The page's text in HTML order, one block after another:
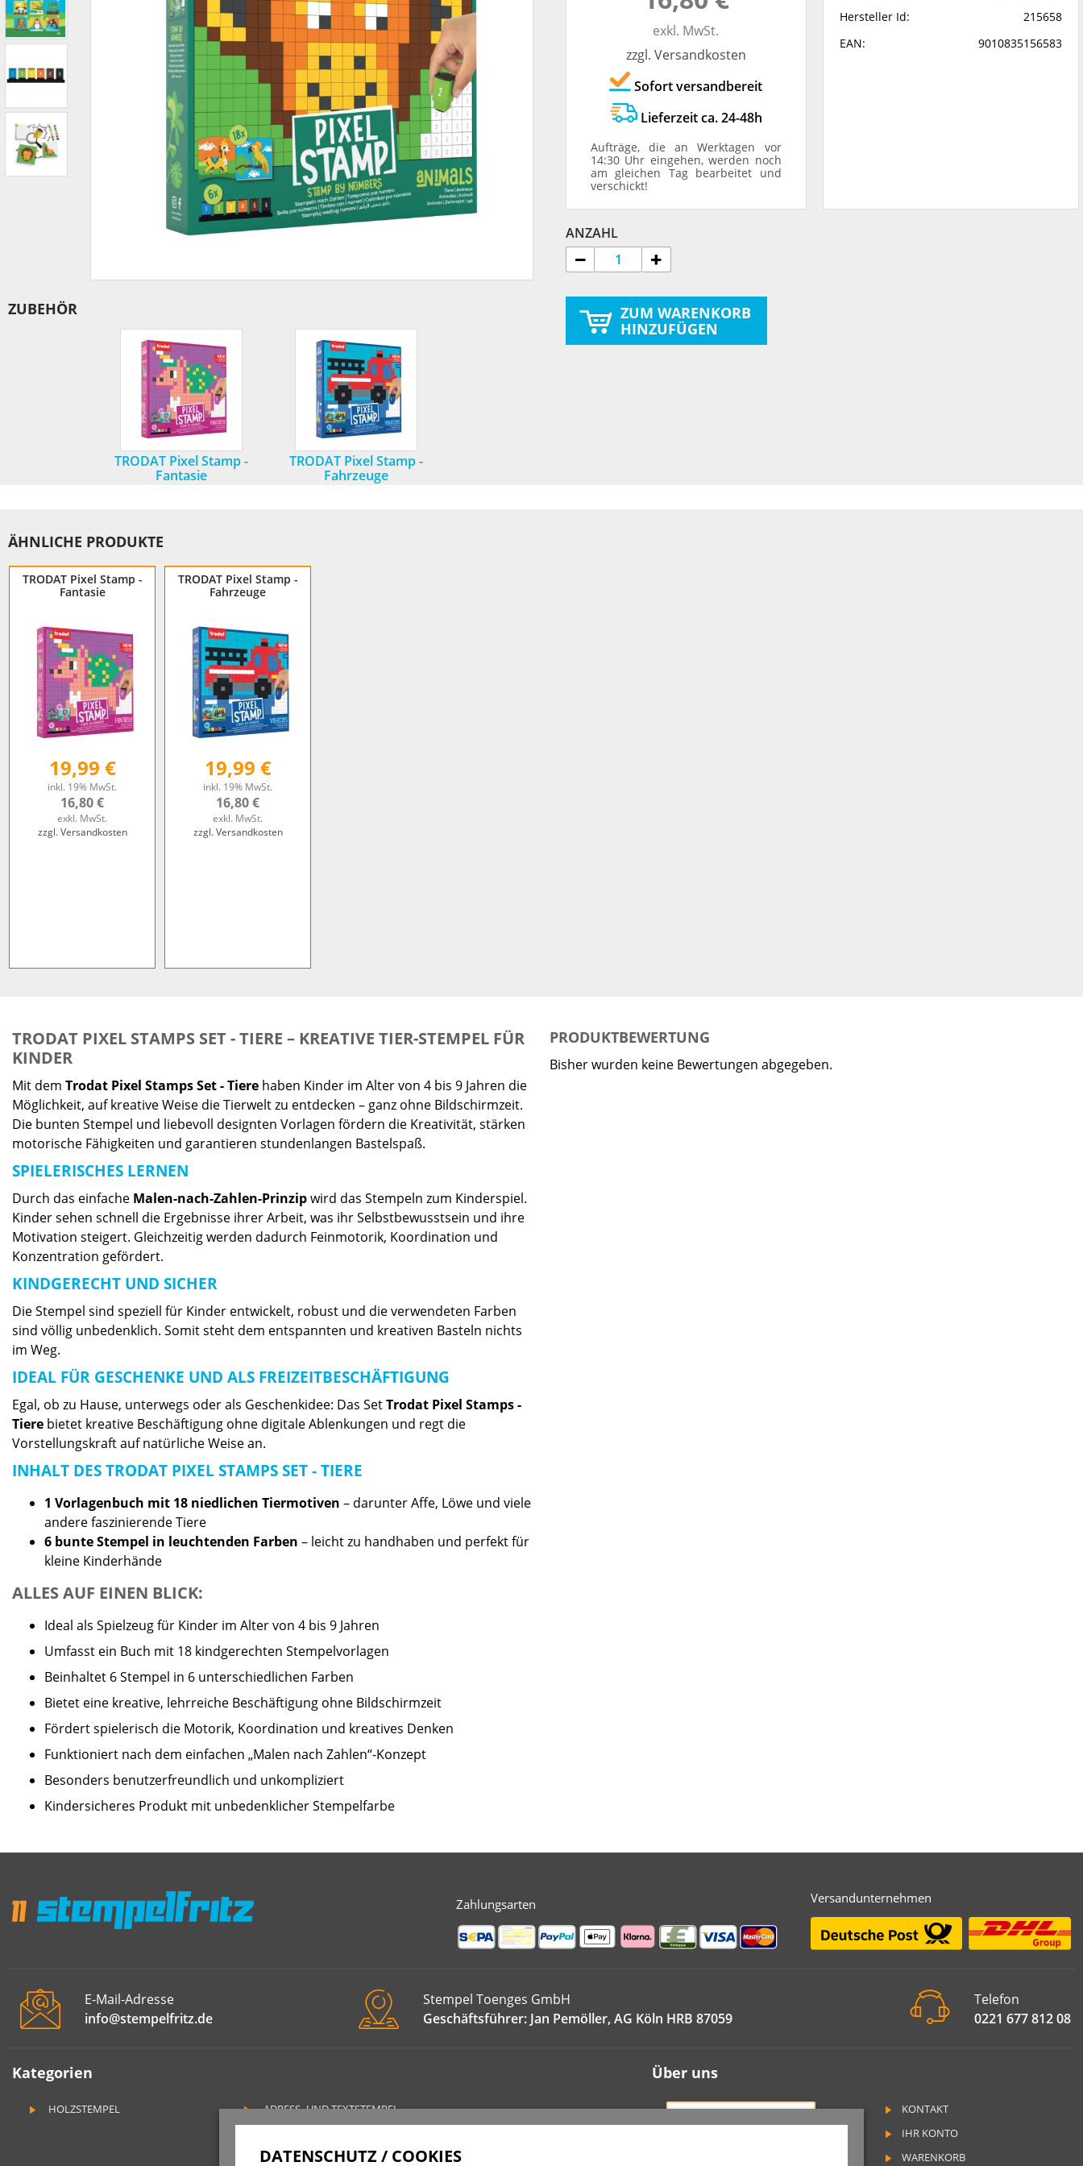
DATENSCHUTZ / COOKIES
IBAN-BIC-STEMPEL
PRINTY Z. SELBER SETZEN
EASYPRINT LINE
PERSONALISIERTE ADRESSSTEMPEL
STEMPELFRITZ IMPRINT LINE SKYBLUE
TRODAT® VINTAGE
TRODAT® CREATIVE MINI STEMPEL
TRODAT® PIXEL STAMP
TRODAT® ID PROTECTOR
ZUBEHÖR
TRODAT Pixel Stamp -
Fantasie
TRODAT Pixel Stamp -
Fahrzeuge
exkl. MwSt.
zzgl. Versandkosten
Sofort versandbereit
Lieferzeit ca. 24-48h
Aufträge, die an Werktagen vor
14:30 Uhr eingehen, werden noch
am gleichen Tag bearbeitet und
verschickt!
Hersteller Id:
215658
EAN:
9010835156583
ANZAHL
ZUM WARENKORB
HINZUFÜGEN
ÄHNLICHE PRODUKTE
TRODAT Pixel Stamp -
Fantasie
19,99 €
inkl. 19% MwSt.
16,80 €
exkl. MwSt.
zzgl. Versandkosten
TRODAT Pixel Stamp -
Fahrzeuge
19,99 €
inkl. 19% MwSt.
16,80 €
exkl. MwSt.
zzgl. Versandkosten
TRODAT PIXEL STAMPS SET - TIERE – KREATIVE TIER-STEMPEL FÜR
KINDER
Mit dem Trodat Pixel Stamps Set - Tiere haben Kinder im Alter von 4 bis 9 Jahren die
Möglichkeit, auf kreative Weise die Tierwelt zu entdecken – ganz ohne Bildschirmzeit.
Die bunten Stempel und liebevoll designten Vorlagen fördern die Kreativität, stärken
motorische Fähigkeiten und garantieren stundenlangen Bastelspaß.
SPIELERISCHES LERNEN
Durch das einfache Malen-nach-Zahlen-Prinzipwird das Stempeln zum Kinderspiel.
Kinder sehen schnell die Ergebnisse ihrer Arbeit, was ihr Selbstbewusstsein und ihre
Motivation steigert. Gleichzeitig werden dadurch Feinmotorik, Koordination und
Konzentration gefördert.
KINDGERECHT UND SICHER
Die Stempel sind speziell für Kinder entwickelt, robust und die verwendeten Farben
sind völlig unbedenklich. Somit steht dem entspannten und kreativen Basteln nichts
im Weg.
IDEAL FÜR GESCHENKE UND ALS FREIZEITBESCHÄFTIGUNG
Egal, ob zu Hause, unterwegs oder als Geschenkidee: Das SetTrodat Pixel Stamps -
Tiere bietet kreative Beschäftigung ohne digitale Ablenkungen und regt die
Vorstellungskraft auf natürliche Weise an.
INHALT DES TRODAT PIXEL STAMPS SET - TIERE
1 Vorlagenbuch mit 18 niedlichen Tiermotiven – darunter Affe, Löwe und viele
andere faszinierende Tiere
6 bunte Stempel in leuchtenden Farben – leicht zu handhaben und perfekt für
kleine Kinderhände
ALLES AUF EINEN BLICK:
Ideal als Spielzeug für Kinder im Alter von 4 bis 9 Jahren
Umfasst ein Buch mit 18 kindgerechten Stempelvorlagen
Beinhaltet 6 Stempel in 6 unterschiedlichen Farben
Bietet eine kreative, lehrreiche Beschäftigung ohne Bildschirmzeit
Fördert spielerisch die Motorik, Koordination und kreatives Denken
Funktioniert nach dem einfachen „Malen nach Zahlen“-Konzept
Besonders benutzerfreundlich und unkompliziert
Kindersicheres Produkt mit unbedenklicher Stempelfarbe
PRODUKTBEWERTUNG
Bisher wurden keine Bewertungen abgegeben.
Zahlungsarten Versandunternehmen
E-Mail-Adresse
info@stempelfritz.de
Stempel Toenges GmbH
Geschäftsführer: Jan Pemöller, AG Köln HRB 87059
Telefon
0221 677 812 08
Kategorien
HOLZSTEMPEL ADRESS- UND TEXTSTEMPEL
Über uns
VERTRAG WIDERRUFEN
KONTAKT
IHR KONTO
WARENKORB